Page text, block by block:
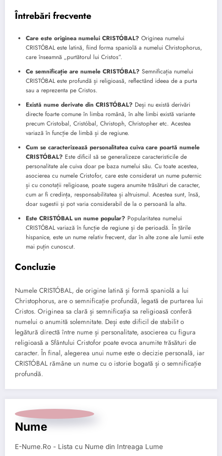
Întrebări frecvente
Care este originea numelui CRISTÓBAL? Originea numelui
CRISTÓBAL este latină, fiind forma spaniolă a numelui Christophorus,
care înseamnă „purtătorul lui Cristos”.
Ce semnificație are numele CRISTÓBAL? Semnificația numelui
CRISTÓBAL este profundă și religioasă, reflectând ideea de a purta
sau a reprezenta pe Cristos.
Există nume derivate din CRISTÓBAL? Deși nu există derivări
directe foarte comune în limba română, în alte limbi există variante
precum Cristobal, Cristóbal, Christoph, Christopher etc. Acestea
variază în funcție de limbă și de regiune.
Cum se caracterizează personalitatea cuiva care poartă numele
CRISTÓBAL? Este dificil să se generalizeze caracteristicile de
personalitate ale cuiva doar pe baza numelui său. Cu toate acestea,
asocierea cu numele Cristofor, care este considerat un nume puternic
și cu conotații religioase, poate sugera anumite trăsături de caracter,
cum ar fi credința, responsabilitatea și altruismul. Acestea sunt, însă,
doar sugestii și pot varia considerabil de la o persoană la alta.
Este CRISTÓBAL un nume popular? Popularitatea numelui
CRISTÓBAL variază în funcție de regiune și de perioadă. În țările
hispanice, este un nume relativ frecvent, dar în alte zone ale lumii este
mai puțin cunoscut.
Concluzie
Numele CRISTÓBAL, de origine latină și formă spaniolă a lui
Christophorus, are o semnificație profundă, legată de purtarea lui
Cristos. Originea sa clară și semnificația sa religioasă conferă
numelui o anumită solemnitate. Deși este dificil de stabilit o
legătură directă între nume și personalitate, asocierea cu figura
religioasă a Sfântului Cristofor poate evoca anumite trăsături de
caracter. În final, alegerea unui nume este o decizie personală, iar
CRISTÓBAL rămâne un nume cu o istorie bogată și o semnificație
profundă.
Nume
E-Nume.Ro - Lista cu Nume din Intreaga Lume